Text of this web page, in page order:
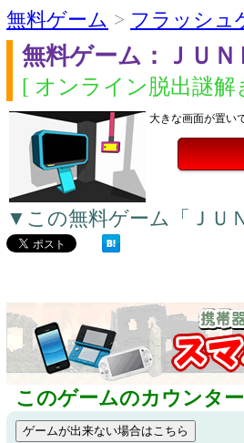
無料ゲーム > フラッシュ
無料ゲーム：ＪＵＮ
[ オンライン脱出謎解
大きな画面が置い
▼この無料ゲーム「ＪＵ
このゲームのカウンタ